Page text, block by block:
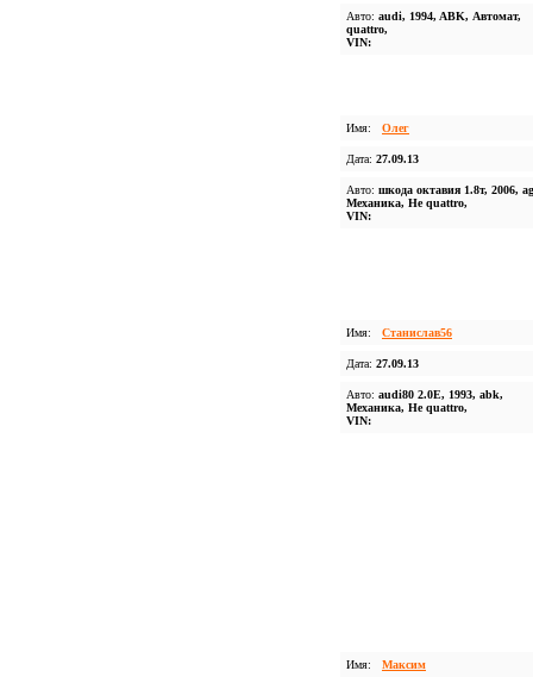
Авто: audi, 1994, ABK, Автомат,
quattro,
VIN:
Имя: Олег
Дата: 27.09.13
Авто: шкода октавия 1.8т, 2006,
Механика, Не quattro,
VIN:
Имя: Станислав56
Дата: 27.09.13
Авто: audi80 2.0E, 1993, abk,
Механика, Не quattro,
VIN:
Имя: Максим